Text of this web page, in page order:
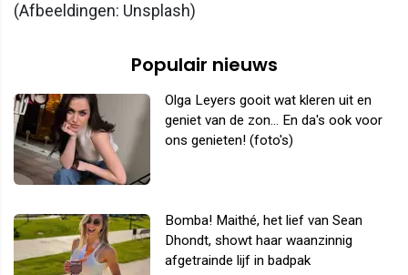
(Afbeeldingen: Unsplash)
Populair nieuws
Olga Leyers gooit wat kleren uit en
geniet van de zon... En da's ook voor
ons genieten! (foto's)
Bomba! Maithé, het lief van Sean
Dhondt, showt haar waanzinnig
afgetrainde lijf in badpak